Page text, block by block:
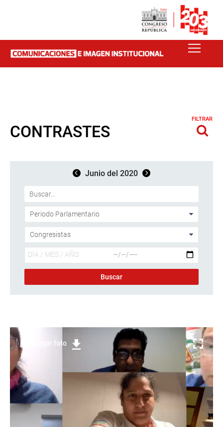
CONTRASTES
FILTRAR
Junio del 2020
Descargar foto